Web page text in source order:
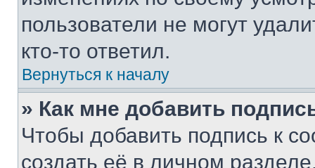
пользователи не могут
кто-то ответил.
Вернуться к началу
» Как мне добавить
Чтобы добавить подпись к
создать её в личном